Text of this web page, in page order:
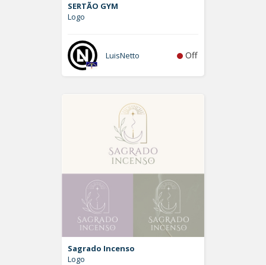
SERTÃO GYM
Logo
LuisNetto Off
Sagrado Incenso
Logo